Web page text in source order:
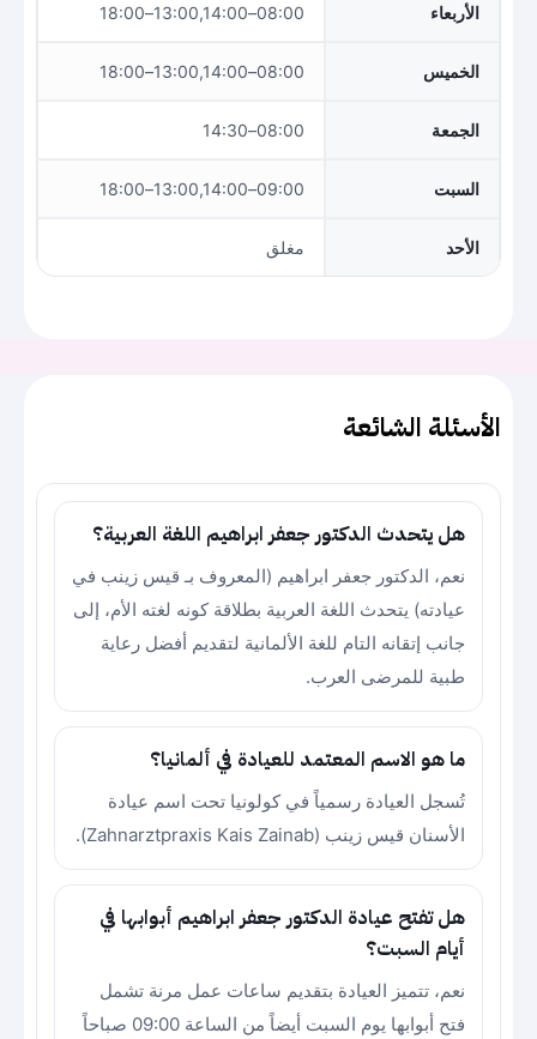
الأربعاء 08:00–13:00,14:00–18:00
الخميس 08:00–13:00,14:00–18:00
الجمعة 08:00–14:30
السبت 09:00–13:00,14:00–18:00
الأحد مغلق
الأسئلة الشائعة
هل يتحدث الدكتور جعفر ابراهيم اللغة العربية؟
نعم، الدكتور جعفر ابراهيم (المعروف بـ قيس زينب في
عيادته) يتحدث اللغة العربية بطلاقة كونه لغته الأم، إلى
جانب إتقانه التام للغة الألمانية لتقديم أفضل رعاية
طبية للمرضى العرب.
ما هو الاسم المعتمد للعيادة في ألمانيا؟
تُسجل العيادة رسمياً في كولونيا تحت اسم عيادة
الأسنان قيس زينب (Zahnarztpraxis Kais Zainab).
هل تفتح عيادة الدكتور جعفر ابراهيم أبوابها في
أيام السبت؟
نعم، تتميز العيادة بتقديم ساعات عمل مرنة تشمل
فتح أبوابها يوم السبت أيضاً من الساعة 09:00 صباحاً